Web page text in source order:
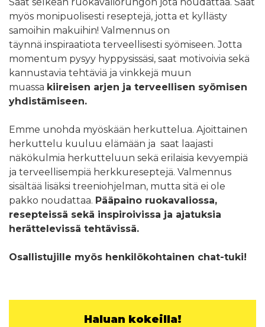
myös monipuolisesti reseptejä, jotta et kyllästy
samoihin makuihin! Valmennus on
täynnä inspiraatiota terveellisesti syömiseen. Jotta
momentum pysyy hyppysissäsi, saat motivoivia sekä
kannustavia tehtäviä ja vinkkejä muun
muassa kiireisen arjen ja terveellisen syömisen
yhdistämiseen.
Emme unohda myöskään herkuttelua. Ajoittainen
herkuttelu kuuluu elämään ja saat laajasti
näkökulmia herkutteluun sekä erilaisia kevyempiä
ja terveellisempiä herkkureseptejä. Valmennus
sisältää lisäksi treeniohjelman, mutta sitä ei ole
pakko noudattaa. Pääpaino ruokavaliossa,
resepteissä sekä inspiroivissa ja ajatuksia
herättelevissä tehtävissä.
Osallistujille myös henkilökohtainen chat-tuki!
Haluan kokeilla!